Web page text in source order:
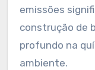
emissões
construção de
profundo na
ambiente.